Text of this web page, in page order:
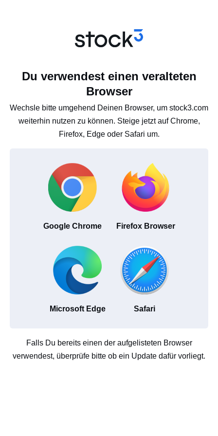
Du verwendest einen veralteten
Browser
Wechsle bitte umgehend Deinen Browser, um stock3.com
weiterhin nutzen zu können. Steige jetzt auf Chrome,
Firefox, Edge oder Safari um.
Google Chrome Firefox Browser
Microsoft Edge Safari
Falls Du bereits einen der aufgelisteten Browser
verwendest, überprüfe bitte ob ein Update dafür vorliegt.